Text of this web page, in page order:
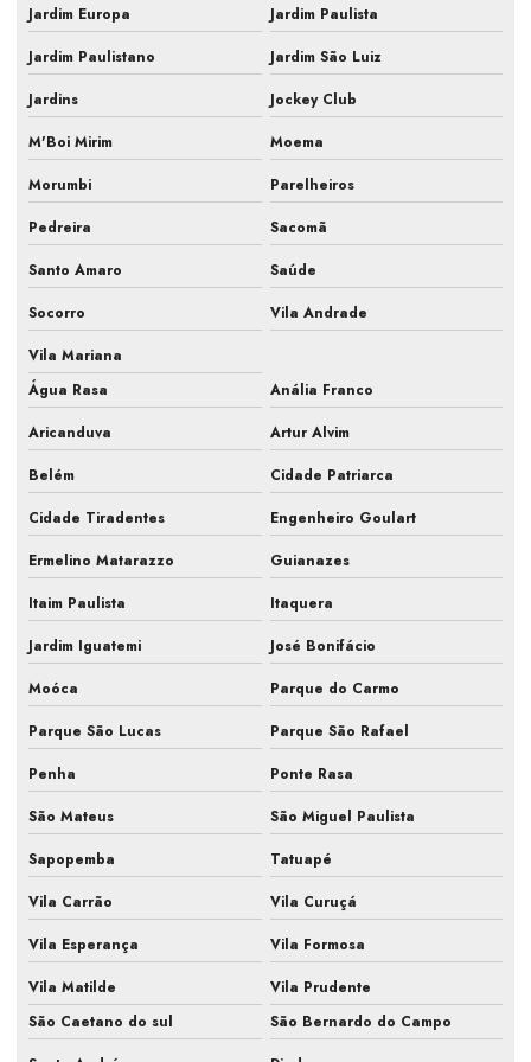
Laudo técnico pmoc
Limpeza e manutenção de ar condicionado
Limpeza e manutenção de ar condicionado split
Manutenção de ar condicionado central
Manutenção de ar condicionado comercial
Manutenção de ar condicionado empresarial
Manutenção de ar condicionado para empresas
Manutenção de ar condicionado industrial
Manutenção de ar condicionado laboratório
Manutenção de ar condicionado pmoc
Manutenção de ar condicionado preço
Manutenção de ar condicionado quanto custa
Manutenção de ar condicionado são paulo
Manutenção de ar condicionado sp
Manutenção de ar condicionado split
Manutenção em centrais de ar condicionado
Manutenção corretiva pmoc em ar condicionado
Manutenção do sistema de climatização
Manutenção e limpeza de ar condicionado
Manutenção periódica ar condicionado
Manutenção preventiva de ar condicionado
Jardim Europa
Jardim Paulista
Jardim Paulistano
Jardim São Luiz
Jardins
Jockey Club
M'Boi Mirim
Moema
Morumbi
Parelheiros
Pedreira
Sacomã
Santo Amaro
Saúde
Socorro
Vila Andrade
Vila Mariana
Água Rasa
Anália Franco
Aricanduva
Artur Alvim
Belém
Cidade Patriarca
Cidade Tiradentes
Engenheiro Goulart
Ermelino Matarazzo
Guianazes
Itaim Paulista
Itaquera
Jardim Iguatemi
José Bonifácio
Moóca
Parque do Carmo
Parque São Lucas
Parque São Rafael
Penha
Ponte Rasa
São Mateus
São Miguel Paulista
Sapopemba
Tatuapé
Vila Carrão
Vila Curuçá
Vila Esperança
Vila Formosa
Vila Matilde
Vila Prudente
São Caetano do sul
São Bernardo do Campo